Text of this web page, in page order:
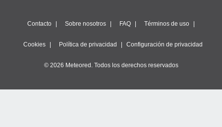
Contacto Sobre nosotros FAQ Términos de uso
Cookies Política de privacidad Configuración de privacidad
© 2026 Meteored. Todos los derechos reservados